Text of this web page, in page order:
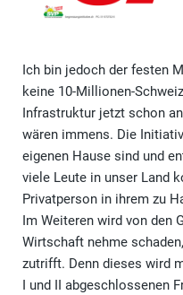
Ich bin jedoch der festen
keine 10-Millionen-
Infrastruktur jetzt schon
wären immens. Die
eigenen Hause sind und
viele Leute in unser Land
Privatperson in ihrem zu
Im Weiteren wird von den
Wirtschaft nehme
zutrifft. Denn dieses wird
I und II abgeschlossenen